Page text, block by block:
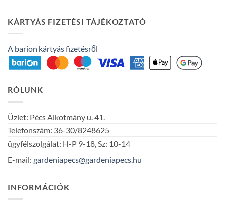
KÁRTYÁS FIZETÉSI TÁJÉKOZTATÓ
A barion kártyás fizetésről
RÓLUNK
Üzlet: Pécs Alkotmány u. 41.
Telefonszám: 36-30/8248625
ügyfélszolgálat: H-P 9-18, Sz: 10-14
E-mail: gardeniapecs@gardeniapecs.hu
INFORMÁCIÓK